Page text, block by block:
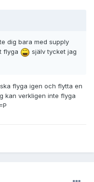
dig bara med supply
flyga
själv tycket jag
flyga igen och flytta en
kan verkligen inte flyga